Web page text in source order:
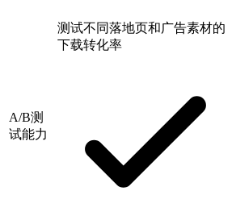
A/B测
试能力
测试不同落地页和广告素材的
下载转化率